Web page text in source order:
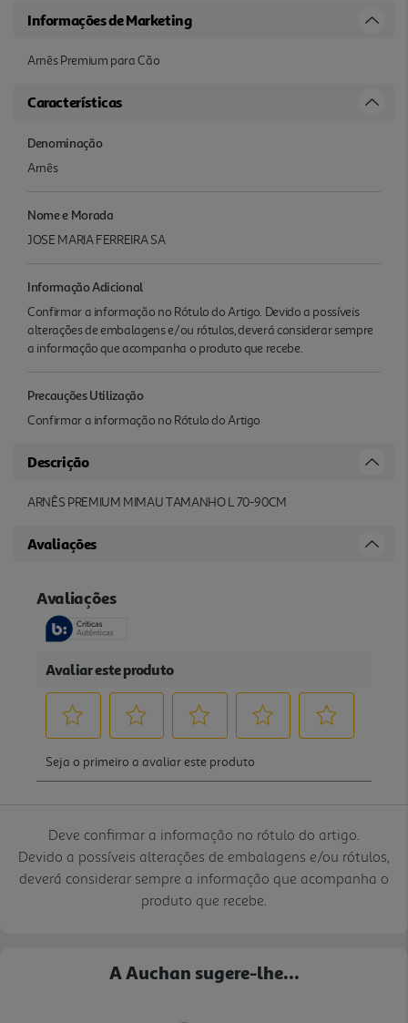
Informações de Marketing
Arnês Premium para Cão
Características
Denominação
Arnês
Nome e Morada
JOSE MARIA FERREIRA SA
Informação Adicional
Confirmar a informação no Rótulo do Artigo. Devido a possíveis
alterações de embalagens e/ou rótulos, deverá considerar sempre
a informação que acompanha o produto que recebe.
Precauções Utilização
Confirmar a informação no Rótulo do Artigo
Descrição
ARNÊS PREMIUM MIMAU TAMANHO L 70-90CM
Avaliações
Deve confirmar a informação no rótulo do artigo.
Devido a possíveis alterações de embalagens e/ou rótulos,
deverá considerar sempre a informação que acompanha o
produto que recebe.
A Auchan sugere-lhe...